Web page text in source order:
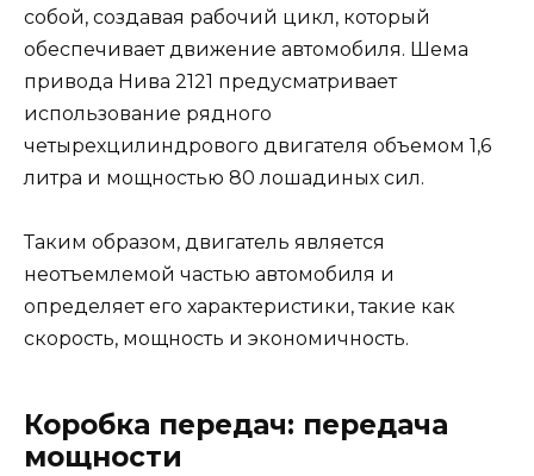
собой, создавая рабочий цикл, который
обеспечивает движение автомобиля. Шема
привода Нива 2121 предусматривает
использование рядного
четырехцилиндрового двигателя объемом 1,6
литра и мощностью 80 лошадиных сил.
Таким образом, двигатель является
неотъемлемой частью автомобиля и
определяет его характеристики, такие как
скорость, мощность и экономичность.
Коробка передач: передача
мощности